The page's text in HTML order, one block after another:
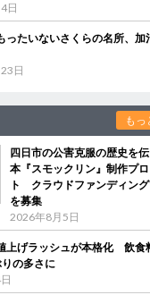
日
ったいないさくらの名所、加
日
もっ
四日市の公害克服の歴史を
本『スモックリン』制作プ
ト クラウドファンディン
を募集
2026年8月5日
上げラッシュが本格化 飲食
の多さに